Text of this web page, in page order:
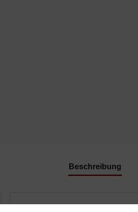
Beschreibung